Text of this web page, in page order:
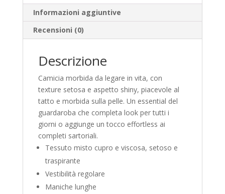
Informazioni aggiuntive
Recensioni (0)
Descrizione
Camicia morbida da legare in vita, con
texture setosa e aspetto shiny, piacevole al
tatto e morbida sulla pelle. Un essential del
guardaroba che completa look per tutti i
giorni o aggiunge un tocco effortless ai
completi sartoriali.
Tessuto misto cupro e viscosa, setoso e
traspirante
Vestibilità regolare
Maniche lunghe